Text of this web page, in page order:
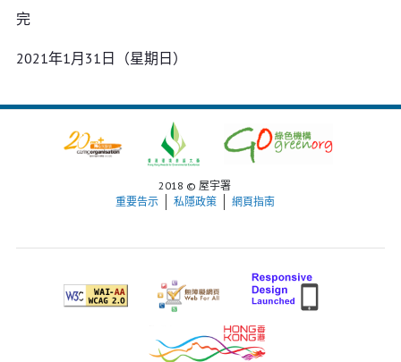
完
2021年1月31日（星期日）
2018 © 屋宇署
重要告示
私隱政策 網頁指南